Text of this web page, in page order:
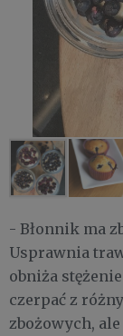
- Błonnik ma
Usprawnia
obniża
czerpać z
zbożowych,